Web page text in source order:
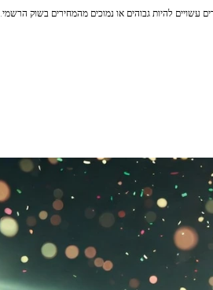
עשויים להיות גבוהים או נמוכים מהמחירים בשוק הרשמי.